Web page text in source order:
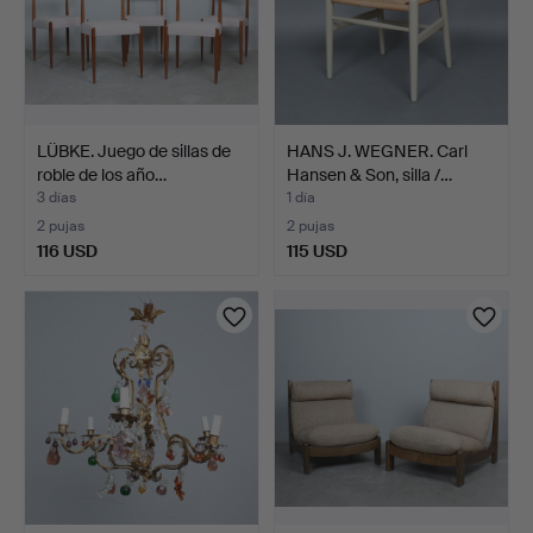
LÜBKE. Juego de sillas de
roble de los año…
3 días
2 pujas
116 USD
HANS J. WEGNER. Carl
Hansen & Son, silla /…
1 día
2 pujas
115 USD